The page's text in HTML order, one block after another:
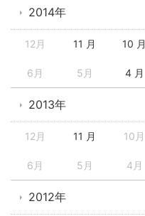
2014年
12月 11 月 10 月
6月 5月 4 月
2013年
12月 11 月 10月
6月 5月 4月
2012年